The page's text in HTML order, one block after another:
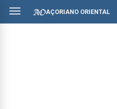
AÇORIANO ORIENTAL